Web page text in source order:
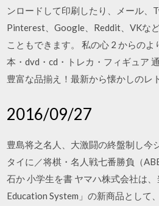
ンロードして印刷したり、メール、
Pinterest、Google、Reddit、VKな
こともできます。 私の心 2 からのよ
本・dvd・cd・トレカ・フィギュア
豊富な品揃え！最新から懐かしのレ
2016/09/27
豊島将之名人、大激闘の終盤制し今
タイに／将棋・名人戦七番勝負（
石か 小学生を書 ヤマハ株式会社は
Education System」の新商品として